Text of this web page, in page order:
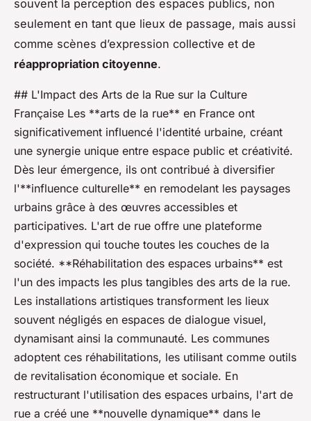
souvent la perception des espaces publics, non
seulement en tant que lieux de passage, mais aussi
comme scènes d’expression collective et de
réappropriation citoyenne.
## L'Impact des Arts de la Rue sur la Culture
Française Les **arts de la rue** en France ont
significativement influencé l'identité urbaine, créant
une synergie unique entre espace public et créativité.
Dès leur émergence, ils ont contribué à diversifier
l'**influence culturelle** en remodelant les paysages
urbains grâce à des œuvres accessibles et
participatives. L'art de rue offre une plateforme
d'expression qui touche toutes les couches de la
société. **Réhabilitation des espaces urbains** est
l'un des impacts les plus tangibles des arts de la rue.
Les installations artistiques transforment les lieux
souvent négligés en espaces de dialogue visuel,
dynamisant ainsi la communauté. Les communes
adoptent ces réhabilitations, les utilisant comme outils
de revitalisation économique et sociale. En
restructurant l'utilisation des espaces urbains, l'art de
rue a créé une **nouvelle dynamique** dans le